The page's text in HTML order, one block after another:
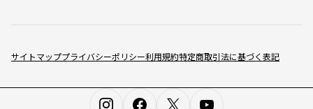
サイトマッププライバシーポリシー利用規約特定商取引法に基づく表記